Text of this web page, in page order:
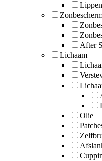
Lippen
After
Lichaam
Olie